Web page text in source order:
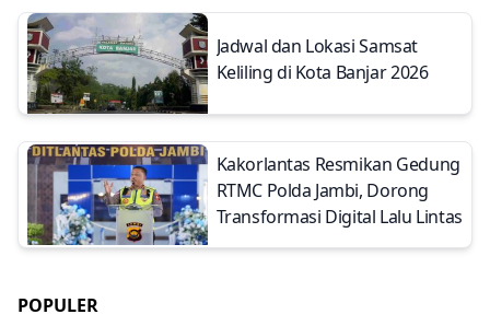
Jadwal dan Lokasi Samsat
Keliling di Kota Banjar 2026
Kakorlantas Resmikan Gedung
RTMC Polda Jambi, Dorong
Transformasi Digital Lalu Lintas
POPULER